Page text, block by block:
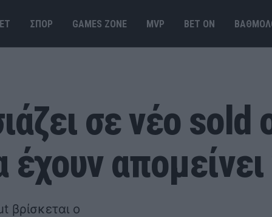
ΣΠΟΡ GAMES ΖΟΝΕ MVP BET ΟΝ
σε νέο sold
έχουν
βρίσκεται ο